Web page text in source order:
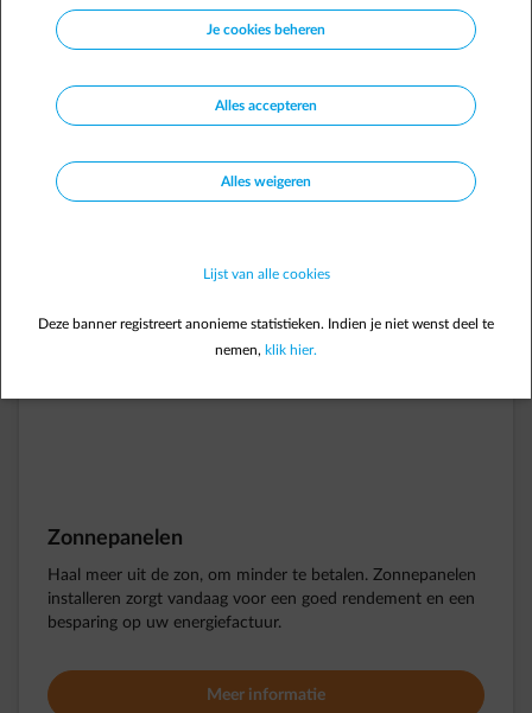
Zelf hernieuwbare energie
Ontdek ons aanbod:
Zonnepanelen
Haal meer uit de zon, om minder te betalen. Zonnepanelen
installeren zorgt vandaag voor een goed rendement en een
besparing op uw energiefactuur.
Meer informatie
Je cookies beheren
Alles accepteren
Alles weigeren
Lijst van alle cookies
Deze banner registreert anonieme statistieken. Indien je niet wenst deel te
nemen, klik hier.